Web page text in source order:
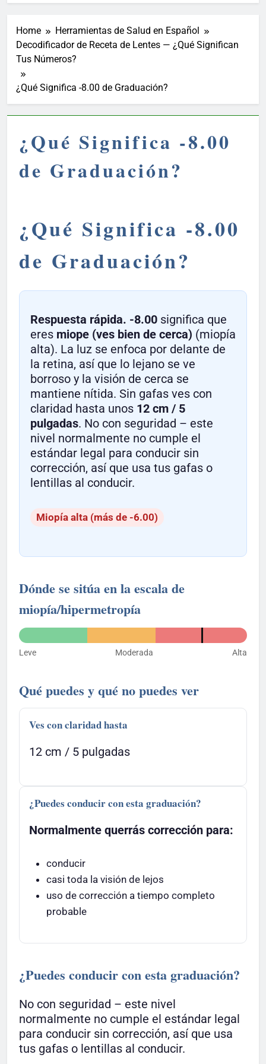
Home
Herramientas de Salud en Español
Decodificador de Receta de Lentes — ¿Qué Significan
Tus Números?
¿Qué Significa -8.00 de Graduación?
¿Qué Significa -8.00
de Graduación?
¿Qué Significa -8.00
de Graduación?
Respuesta rápida. -8.00 significa que
eres miope (ves bien de cerca) (miopía
alta). La luz se enfoca por delante de
la retina, así que lo lejano se ve
borroso y la visión de cerca se
mantiene nítida. Sin gafas ves con
claridad hasta unos 12 cm / 5
pulgadas. No con seguridad – este
nivel normalmente no cumple el
estándar legal para conducir sin
corrección, así que usa tus gafas o
lentillas al conducir.
Miopía alta (más de -6.00)
Dónde se sitúa en la escala de
miopía/hipermetropía
Leve Moderada Alta
Qué puedes y qué no puedes ver
Ves con claridad hasta
12 cm / 5 pulgadas
¿Puedes conducir con esta graduación?
Normalmente querrás corrección para:
conducir
casi toda la visión de lejos
uso de corrección a tiempo completo
probable
¿Puedes conducir con esta graduación?
No con seguridad – este nivel
normalmente no cumple el estándar legal
para conducir sin corrección, así que usa
tus gafas o lentillas al conducir.